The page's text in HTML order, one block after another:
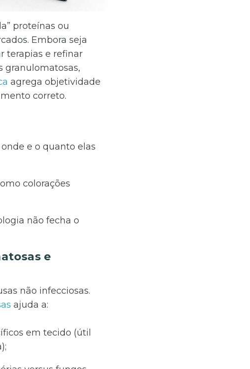
proteínas ou
Embora seja
terapias e refinar
granulomatosas,
agrega objetividade
correto.
e o quanto elas
colorações
não fecha o
e
não infecciosas.
ajuda a:
em tecido (útil